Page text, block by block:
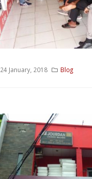
24 January, 2018 Blog